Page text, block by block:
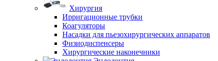
Хирургия
Ирригационные трубки
Коагуляторы
Насадки для пьезохирургических аппаратов
Физиодиспенсеры
Хирургические наконечники